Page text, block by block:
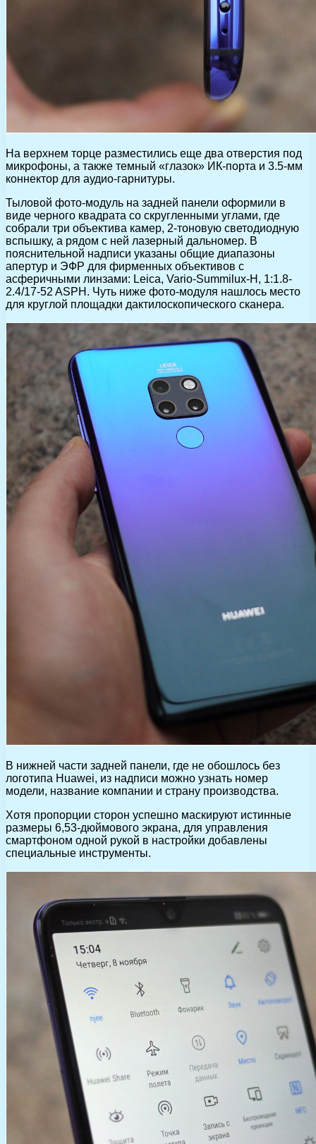
На верхнем торце разместились еще два отверстия под
микрофоны, а также темный «глазок» ИК-порта и 3.5-мм
коннектор для аудио-гарнитуры.
Тыловой фото-модуль на задней панели оформили в
виде черного квадрата со скругленными углами, где
собрали три объектива камер, 2-тоновую светодиодную
вспышку, а рядом с ней лазерный дальномер. В
пояснительной надписи указаны общие диапазоны
апертур и ЭФР для фирменных объективов с
асферичными линзами: Leica, Vario-Summilux-H, 1:1.8-
2.4/17-52 ASPH. Чуть ниже фото-модуля нашлось место
для круглой площадки дактилоскопического сканера.
В нижней части задней панели, где не обошлось без
логотипа Huawei, из надписи можно узнать номер
модели, название компании и страну производства.
Хотя пропорции сторон успешно маскируют истинные
размеры 6,53-дюймового экрана, для управления
смартфоном одной рукой в настройки добавлены
специальные инструменты.